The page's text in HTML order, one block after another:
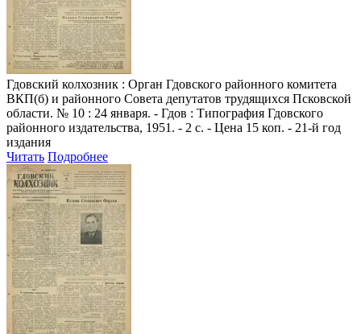
Гдовский колхозник : Орган Гдовского районного комитета
ВКП(б) и районного Совета депутатов трудящихся Псковской
области. № 10 : 24 января. - Гдов : Типография Гдовского
районного издательства, 1951. - 2 с. - Цена 15 коп. - 21-й год
издания
Читать Подробнее